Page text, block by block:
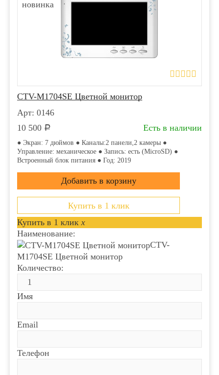
новинка
CTV-M1704SE Цветной монитор
Арт: 0146
10 500 Р Есть в наличии
● Экран: 7 дюймов ● Каналы:2 панели,2 камеры ●
Управление: механическое ● Запись: есть (MicroSD) ●
Встроенный блок питания ● Год: 2019
Купить в 1 клик
Купить в 1 клик x
Наименование:
CTV-
M1704SE Цветной монитор
Количество:
Имя
Email
Телефон